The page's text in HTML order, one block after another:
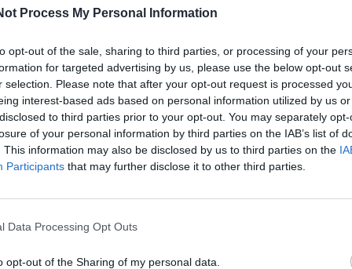
Process My Personal Information
opt-out of the sale, sharing to third parties, or processing of your
for targeted advertising by us, please use the below opt-out
selection. Please note that after your opt-out request is processed
interest-based ads based on personal information utilized by us
to third parties prior to your opt-out. You may separately
of your personal information by third parties on the IAB’s list of
This information may also be disclosed by us to third parties on the
Participants that may further disclose it to other third parties.
Data Processing Opt Outs
opt-out of the Sharing of my personal data.
įkrautų dalelių srautas, sudarytas iš
sklinda po visą Saulės sistemą ir veikia net Žemę.